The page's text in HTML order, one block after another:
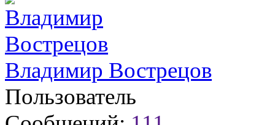
Владимир Вострецов
Пользователь